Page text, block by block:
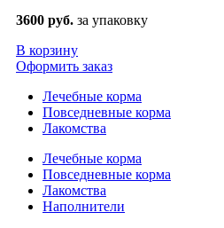
3600 руб. за упаковку
В корзину
Оформить заказ
Лечебные корма
Повседневные корма
Лакомства
Лечебные корма
Повседневные корма
Лакомства
Наполнители